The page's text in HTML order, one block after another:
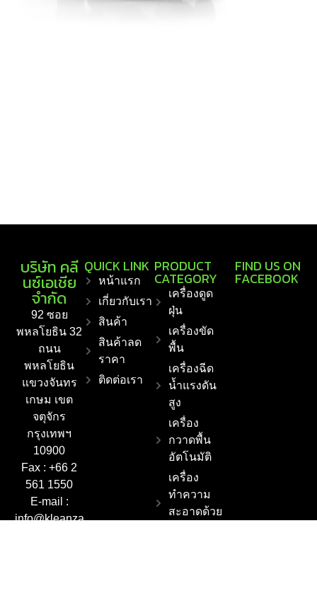
บริษัท คลี
นซ์เอเชีย
จำกัด
92 ซอย
พหลโยธิน 32
ถนน
พหลโยธิน
แขวงจันทร
เกษม เขต
จตุจักร
กรุงเทพฯ
10900
Fax : +66 2
561 1550
E-mail :
info@kleanza
QUICK LINK
หน้าแรก
เกี่ยวกับเรา
สินค้า
สินค้าลด
ราคา
ติดต่อเรา
PRODUCT
CATEGORY
เครื่องดูด
ฝุ่น
เครื่องขัด
พื้น
เครื่องฉีด
น้ำแรงดัน
สูง
เครื่อง
กวาดพื้น
อัตโนมัติ
เครื่อง
ทำความ
สะอาดด้วย
FIND US ON
FACEBOOK